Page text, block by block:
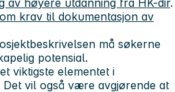
av høyere utdanning fra HK-dir.
krav til dokumentasjon av
må søkerne
potensial.
viktigste elementet i
vil også være avgjørende at